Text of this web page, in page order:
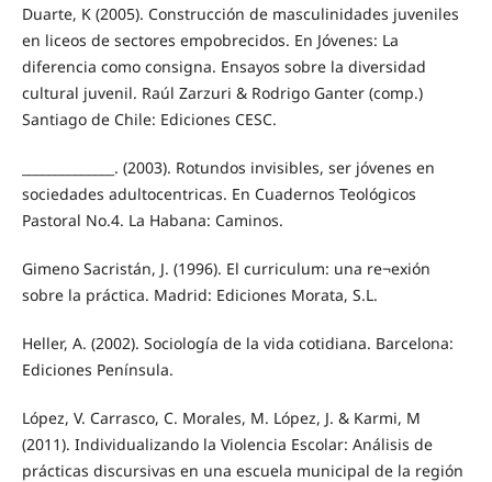
Duarte, K (2005). Construcción de masculinidades juveniles
en liceos de sectores empobrecidos. En Jóvenes: La
diferencia como consigna. Ensayos sobre la diversidad
cultural juvenil. Raúl Zarzuri & Rodrigo Ganter (comp.)
Santiago de Chile: Ediciones CESC.
______________. (2003). Rotundos invisibles, ser jóvenes en
sociedades adultocentricas. En Cuadernos Teológicos
Pastoral No.4. La Habana: Caminos.
Gimeno Sacristán, J. (1996). El curriculum: una re¬exión
sobre la práctica. Madrid: Ediciones Morata, S.L.
Heller, A. (2002). Sociología de la vida cotidiana. Barcelona:
Ediciones Península.
López, V. Carrasco, C. Morales, M. López, J. & Karmi, M
(2011). Individualizando la Violencia Escolar: Análisis de
prácticas discursivas en una escuela municipal de la región